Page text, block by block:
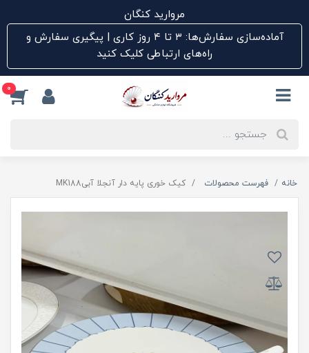
مروارید کنگان
آماده‌سازی سفارش‌ها: ۳ تا ۴ روز کاری | پیگیری سفارش و
راه‌های ارتباطی کلیک کنید
0
خانه فهرست محصولات کیک خوری پایه دار آنجلا آبیMK188